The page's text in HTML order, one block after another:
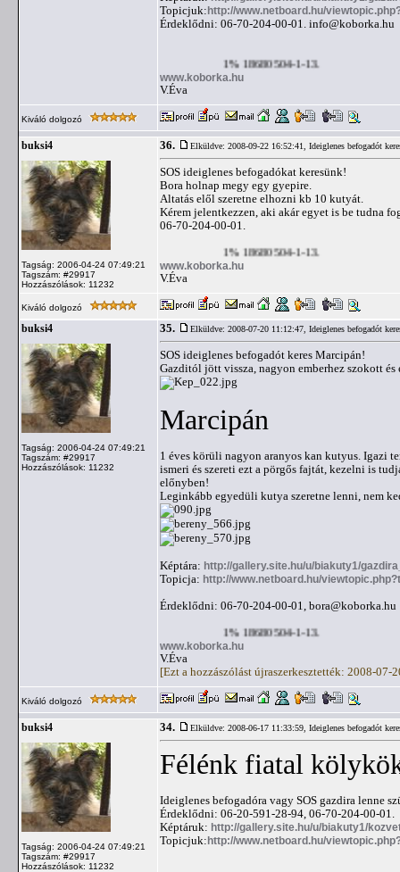
Topicjuk:http://www.netboard.hu/
Érdeklődni: 06-70-204-00-01. info@koborka.hu
1% 18680504-1-13.
www.koborka.hu
V.Éva
Kiváló dolgozó
buksi4
Tagság: 2006-04-24 07:49:21
Tagszám: #29917
Hozzászólások: 11232
36. Elküldve: 2008-09-22 16:52:41, Ideiglenes befogadót
SOS ideiglenes befogadókat keresünk!
Bora holnap megy egy gyepire.
Altatás elől szeretne elhozni kb 10 kutyát.
Kérem jelentkezzen, aki akár egyet is be tudna
06-70-204-00-01.
1% 18680504-1-13.
www.koborka.hu
V.Éva
Kiváló dolgozó
buksi4
Tagság: 2006-04-24 07:49:21
Tagszám: #29917
Hozzászólások: 11232
35. Elküldve: 2008-07-20 11:12:47, Ideiglenes befogadót
SOS ideiglenes befogadót keres Marcipán!
Gazditól jött vissza, nagyon emberhez szokott
Marcipán
1 éves körüli nagyon aranyos kan kutyus. Igazi
ismeri és szereti ezt a pörgős fajtát, kezelni is
előnyben!
Leginkább egyedüli kutya szeretne lenni, nem
Képtára: http://gallery.site.hu/u/biakuty1/
Topicja: http://www.netboard.hu/
Érdeklődni: 06-70-204-00-01, bora@koborka.hu
1% 18680504-1-13.
www.koborka.hu
V.Éva
[Ezt a hozzászólást újraszerkesztették: 2008-07-
Kiváló dolgozó
buksi4
Tagság: 2006-04-24 07:49:21
Tagszám: #29917
Hozzászólások: 11232
34. Elküldve: 2008-06-17 11:33:59, Ideiglenes befogadót
Félénk fiatal
Ideiglenes befogadóra vagy SOS gazdira lenne
Érdeklődni: 06-20-591-28-94, 06-70-204-00-01.
Képtáruk: http://gallery.site.hu/u/biakuty1/
Topicjuk:http://www.netboard.hu/